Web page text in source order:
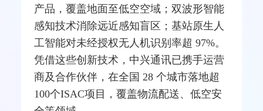
产品，覆盖地面至低空空域；双波形智能
感知技术消除远近感知盲区；基站原生人
工智能对未经授权无人机识别率超 97%。
凭借这些创新技术，中兴通讯已携手运营
商及合作伙伴，在全国 28 个城市落地超
100个ISAC项目，覆盖物流配送、低空安